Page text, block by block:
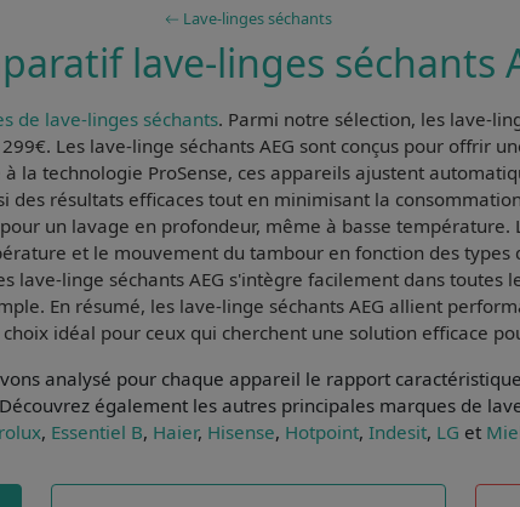
Lave-linges séchants
lave-linges séchants
de lave-linges séchants. Parmi notre sélection, les lave-
Les lave-linge séchants AEG sont conçus pour offrir
à la technologie ProSense, ces appareils ajustent
des résultats efficaces tout en minimisant la
un lavage en profondeur, même à basse
et le mouvement du tambour en fonction des types
lave-linge séchants AEG s'intègre facilement dans toutes
En résumé, les lave-linge séchants AEG allient
idéal pour ceux qui cherchent une solution efficace
analysé pour chaque appareil le rapport
également les autres principales marques de
, Essentiel B, Haier, Hisense, Hotpoint, Indesit, LG et